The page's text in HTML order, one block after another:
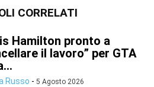
CORRELATI
Hamilton pronto a
il lavoro” per GTA
Russo - 5 Agosto 2026